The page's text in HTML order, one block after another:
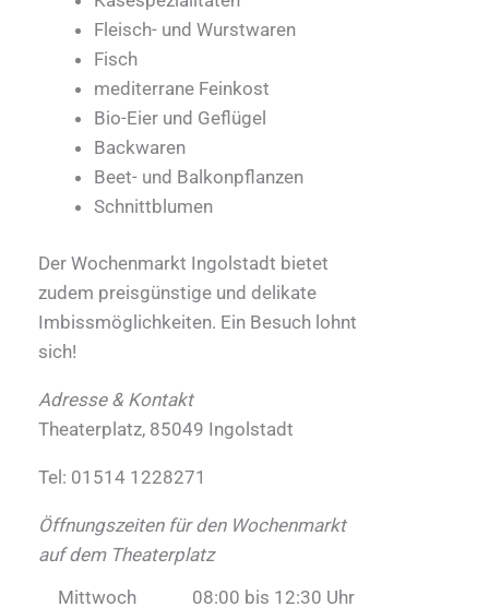
Fleisch- und Wurstwaren
Fisch
mediterrane Feinkost
Bio-Eier und Geflügel
Backwaren
Beet- und Balkonpflanzen
Schnittblumen
Der Wochenmarkt Ingolstadt bietet
zudem preisgünstige und delikate
Imbissmöglichkeiten. Ein Besuch lohnt
sich!
Adresse & Kontakt
Theaterplatz, 85049 Ingolstadt
Tel: 01514 1228271
Öffnungszeiten für den Wochenmarkt
auf dem Theaterplatz
Mittwoch
08:00 bis 12:30 Uhr